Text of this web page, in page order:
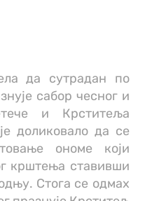
да сутрадан пo
сабор чесног и
и Крститеља
доликовало да се
ономе који
крштења ставивши
Стога се одмах